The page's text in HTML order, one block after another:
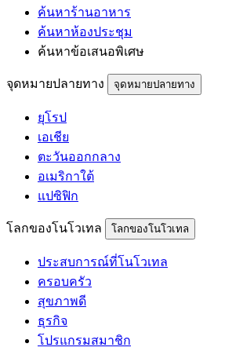
ค้นหาร้านอาหาร
ค้นหาห้องประชุม
ค้นหาข้อเสนอพิเศษ
จุดหมายปลายทาง จุดหมายปลายทาง
ยุโรป
เอเชีย
ตะวันออกกลาง
อเมริกาใต้
แปซิฟิก
โลกของโนโวเทล โลกของโนโวเทล
ประสบการณ์ที่โนโวเทล
ครอบครัว
สุขภาพดี
ธุรกิจ
โปรแกรมสมาชิก